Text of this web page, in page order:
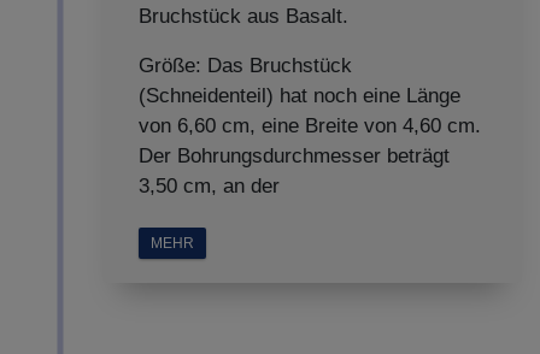
Bruchstück aus Basalt.
Größe: Das Bruchstück
(Schneidenteil) hat noch eine Länge
von 6,60 cm, eine Breite von 4,60 cm.
Der Bohrungsdurchmesser beträgt
3,50 cm, an der
MEHR